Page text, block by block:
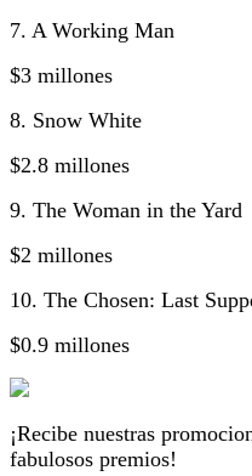
7. A Working Man
$3 millones
8. Snow White
$2.8 millones
9. The Woman in the Yard
$2 millones
10. The Chosen: Last
$0.9 millones
¡Recibe nuestras
fabulosos premios!